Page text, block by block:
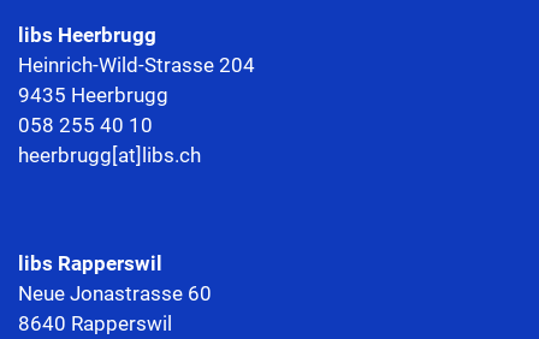
libs Heerbrugg
Heinrich-Wild-Strasse 204
9435 Heerbrugg
058 255 40 10
heerbrugg[at]libs.ch
libs Rapperswil
Neue Jonastrasse 60
8640 Rapperswil